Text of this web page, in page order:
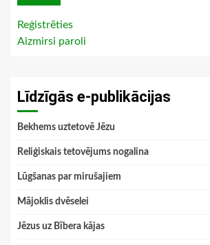
Reģistrēties
Aizmirsi paroli
Līdzīgās e-publikācijas
Bekhems uztetovē Jēzu
Reliģiskais tetovējums nogalina
Lūgšanas par mirušajiem
Mājoklis dvēselei
Jēzus uz Bībera kājas